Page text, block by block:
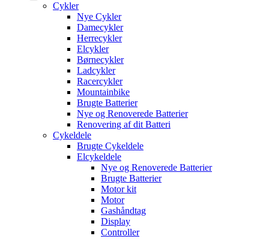
Cykler
Nye Cykler
Damecykler
Herrecykler
Elcykler
Børnecykler
Ladcykler
Racercykler
Mountainbike
Brugte Batterier
Nye og Renoverede Batterier
Renovering af dit Batteri
Cykeldele
Brugte Cykeldele
Elcykeldele
Nye og Renoverede Batterier
Brugte Batterier
Motor kit
Motor
Gashåndtag
Display
Controller